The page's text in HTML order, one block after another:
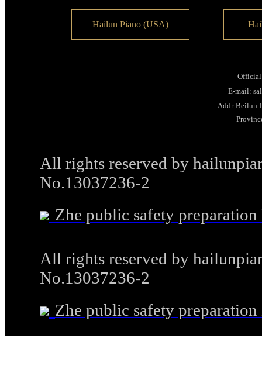
Hailun Piano (USA)
E-mail:
Addr:Beilun
All rights reserved by
No.13037236-2
Zhe public safety
All rights reserved by
No.13037236-2
Zhe public safety